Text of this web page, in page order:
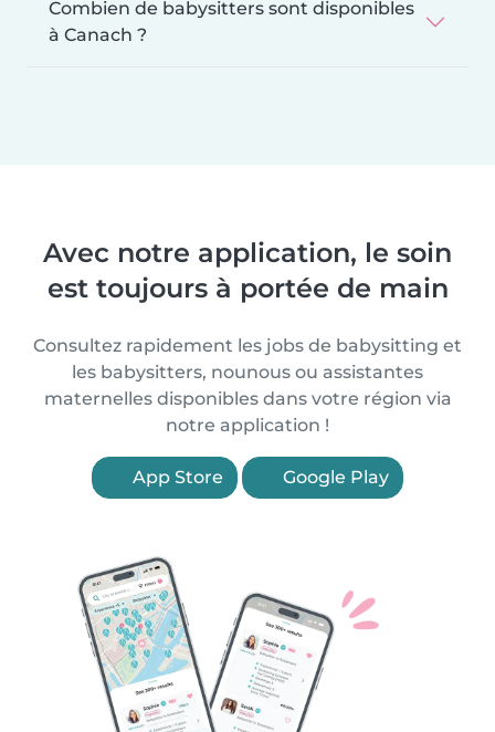
Combien de babysitters sont disponibles
à Canach ?
Avec notre application, le soin
est toujours à portée de main
Consultez rapidement les jobs de babysitting et
les babysitters, nounous ou assistantes
maternelles disponibles dans votre région via
notre application !
App Store Google Play